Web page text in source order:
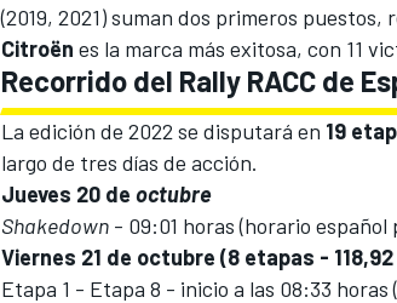
(2019, 2021) suman dos primeros puestos,
Citroën es la marca más exitosa, con 11
Recorrido del Rally RACC de
La edición de 2022 se disputará en 19
largo de tres días de acción.
Jueves 20 de octubre
Shakedown - 09:01 horas (horario español
Viernes 21 de octubre (8 etapas -
Etapa 1 - Etapa 8 - inicio a las 08:33